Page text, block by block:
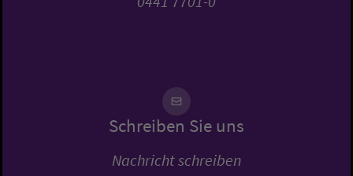
Schreiben Sie uns
Nachricht schreiben